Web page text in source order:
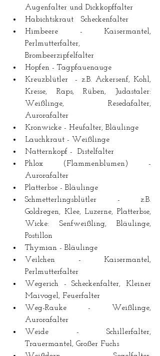
Augenfalter und Dickkopffalter
Habichtskraut   Scheckenfalter
Himbeere - Kaisermantel,
Perlmutterfalter,
Brombeerzipfelfalter
Hopfen - Tagpfauenauge
Kreuzblütler  - z.B. Ackersenf, Kohl,
Kresse, Raps, Rüben, Judastaler:
Weißlinge, Resedafalter,
Aurorafalter
Kronwicke - Heufalter, Bläulinge
Lauchkraut - Weißlinge
Natternkopf -  Distelfalter
Phlox (Flammenblumen) -
Aurorafalter
Platterbse - Bläulinge
Schmetterlingsblütler - z.B.
Goldregen, Klee, Luzerne, Platterbse,
Wicke: Senfweißling, Bläulinge,
Postillon
Thymian - Bläulinge
Veilchen - Kaisermantel,
Perlmutterfalter
Wegerich - Scheckenfalter, Kleiner
Maivogel, Feuerfalter
Weg-Rauke - Weißlinge,
Aurorafalter
Weide - Schillerfalter,
Trauermantel, Großer Fuchs